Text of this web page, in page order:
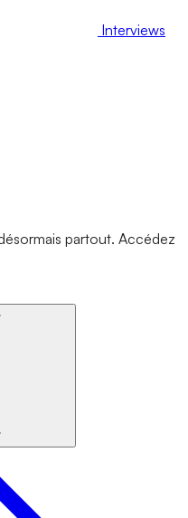
Interviews
partout. Accédez